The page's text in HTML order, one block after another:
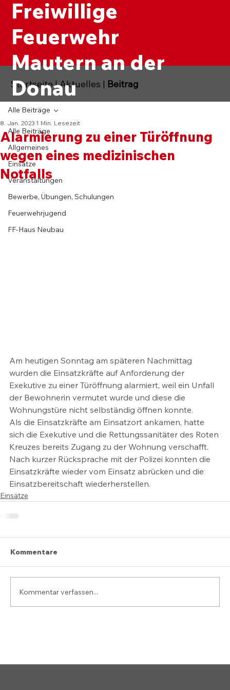
Freiwillige
Feuerwehr
Mautern an der
Donau
Alle Beiträge
Allgemeines
Einsätze
Veranstaltungen
Bewerbe, Übungen, Schulungen
Feuerwehrjugend
FF-Haus Neubau
Alle Beiträge
Alarmierung zu einer Türöffnung
wegen eines medizinischen
Notfalls
8. Jan. 2023 1 Min. Lesezeit
Am heutigen Sonntag am späteren Nachmittag
wurden die Einsatzkräfte auf Anforderung der
Exekutive zu einer Türöffnung alarmiert, weil ein Unfall
der Bewohnerin vermutet wurde und diese die
Wohnungstüre nicht selbständig öffnen konnte.
Als die Einsatzkräfte am Einsatzort ankamen, hatte
sich die Exekutive und die Rettungssanitäter des Roten
Kreuzes bereits Zugang zu der Wohnung verschafft.
Nach kurzer Rücksprache mit der Polizei konnten die
Einsatzkräfte wieder vom Einsatz abrücken und die
Einsatzbereitschaft wiederherstellen.
Einsätze
Kommentare
Kommentar verfassen...
Startseite|Aktuelles | Beitrag